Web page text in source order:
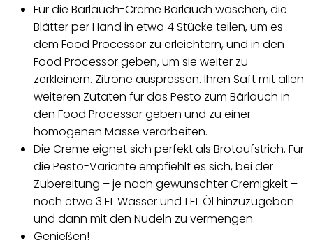
Für die Bärlauch-Creme Bärlauch waschen, die
Blätter per Hand in etwa 4 Stücke teilen, um es
dem Food Processor zu erleichtern, und in den
Food Processor geben, um sie weiter zu
zerkleinern. Zitrone auspressen. Ihren Saft mit allen
weiteren Zutaten für das Pesto zum Bärlauch in
den Food Processor geben und zu einer
homogenen Masse verarbeiten.
Die Creme eignet sich perfekt als Brotaufstrich. Für
die Pesto-Variante empfiehlt es sich, bei der
Zubereitung – je nach gewünschter Cremigkeit –
noch etwa 3 EL Wasser und 1 EL Öl hinzuzugeben
und dann mit den Nudeln zu vermengen.
Genießen!